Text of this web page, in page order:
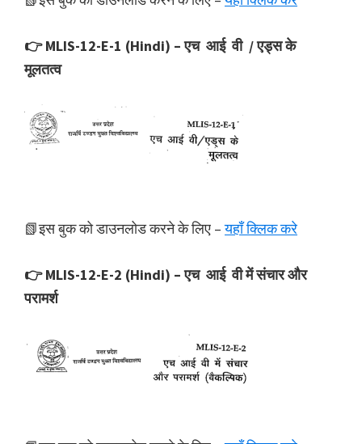
👉 MLIS-12-E-1 (Hindi) – एच आई वी / एड्स के
मूलतत्व
📗इस बुक को डाउनलोड करने के लिए –यहाँ क्लिक करे
👉 MLIS-12-E-2 (Hindi) – एच आई वी में संचार और
परामर्श